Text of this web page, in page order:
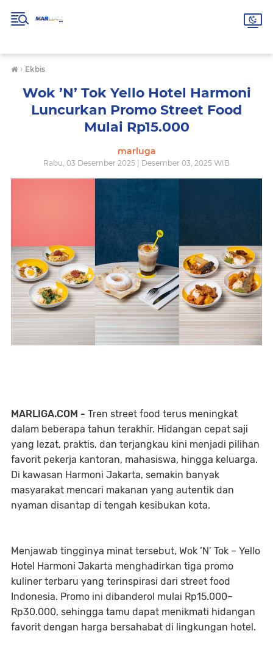
› Ekbis
Wok ’N’ Tok Yello Hotel Harmoni
Luncurkan Promo Street Food
Mulai Rp15.000
marluga
Rabu, 03 Desember 2025 | Desember 03, 2025 WIB
MARLIGA.COM - Tren street food terus meningkat
dalam beberapa tahun terakhir. Hidangan cepat saji
yang lezat, praktis, dan terjangkau kini menjadi pilihan
favorit pekerja kantoran, mahasiswa, hingga keluarga.
Di kawasan Harmoni Jakarta, semakin banyak
masyarakat mencari makanan yang autentik dan
nyaman disantap di tengah kesibukan kota.
Menjawab tingginya minat tersebut, Wok ’N’ Tok – Yello
Hotel Harmoni Jakarta menghadirkan tiga promo
kuliner terbaru yang terinspirasi dari street food
Indonesia. Promo ini dibanderol mulai Rp15.000–
Rp30.000, sehingga tamu dapat menikmati hidangan
favorit dengan harga bersahabat di lingkungan hotel.